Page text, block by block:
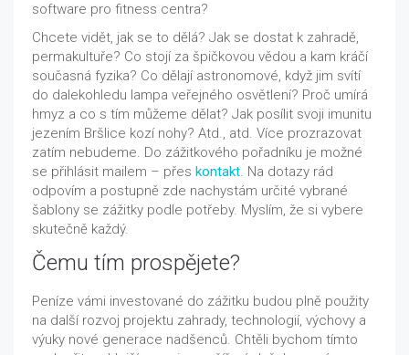
software pro fitness centra?
Chcete vidět, jak se to dělá? Jak se dostat k zahradě,
permakultuře? Co stojí za špičkovou vědou a kam kráčí
současná fyzika? Co dělají astronomové, když jim svítí
do dalekohledu lampa veřejného osvětlení? Proč umírá
hmyz a co s tím můžeme dělat? Jak posílit svoji imunitu
jezením Bršlice kozí nohy? Atd., atd. Více prozrazovat
zatím nebudeme. Do zážitkového pořadníku je možné
se přihlásit mailem – přes kontakt. Na dotazy rád
odpovím a postupně zde nachystám určité vybrané
šablony se zážitky podle potřeby. Myslím, že si vybere
skutečně každý.
Čemu tím prospějete?
Peníze vámi investované do zážitku budou plně použity
na další rozvoj projektu zahrady, technologií, výchovy a
výuky nové generace nadšenců. Chtěli bychom tímto